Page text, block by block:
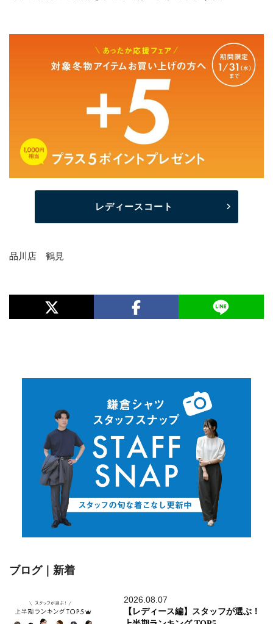
レディースコート
品川店 鶴見
ブログ｜新着
2026.08.07
【レディース編】スタッフが選ぶ！